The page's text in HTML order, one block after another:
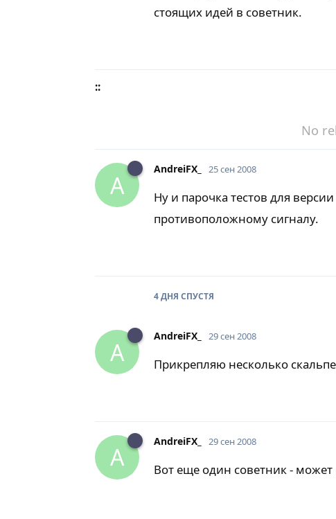
стоящих идей в советник.
::
No
A
AndreiFX_ 25 сен 2008
Ну и парочка тестов для
противоположному сигналу.
4 ДНЯ СПУСТЯ
A
AndreiFX_ 29 сен 2008
Прикрепляю несколько
A
AndreiFX_ 29 сен 2008
Вот еще один советник -